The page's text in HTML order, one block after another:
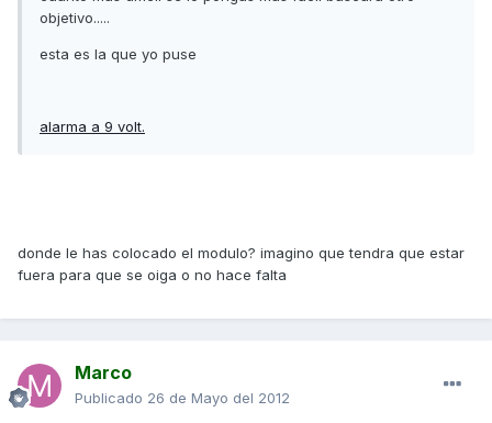
objetivo.....
esta es la que yo puse
alarma a 9 volt.
donde le has colocado el modulo? imagino que tendra que estar
fuera para que se oiga o no hace falta
Marco
Publicado 26 de Mayo del 2012